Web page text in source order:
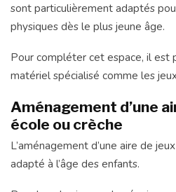
sont particulièrement adaptés
physiques dès le plus jeune âge.
Pour compléter cet espace, il est
matériel spécialisé comme les
Aménagement d’une
école ou crèche
L’aménagement d’une aire de
adapté à l’âge des enfants.